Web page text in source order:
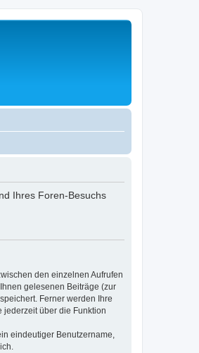
Ihres Foren-Besuchs
den einzelnen Aufrufen
gelesenen Beiträge (zur
Ferner werden Ihre
jederzeit über die Funktion
eindeutiger Benutzername,